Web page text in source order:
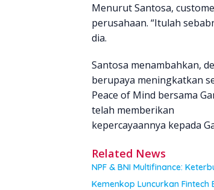
Menurut Santosa,
perusahaan. “Itulah
dia.
Santosa menambahkan,
berupaya meningkatkan
Peace of Mind bersama
telah memberikan
kepercayaannya kepada
Related News
NPF & BNI Multifinance:
Kemenkop Luncurkan